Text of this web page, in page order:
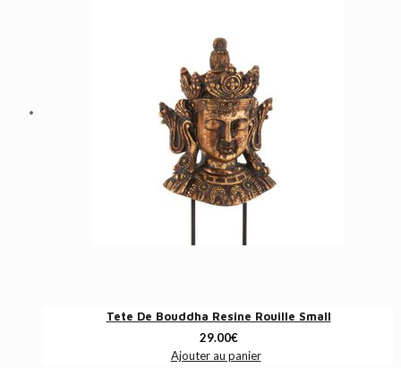
Tete De Bouddha Resine Rouille Small
29.00€
Ajouter au panier